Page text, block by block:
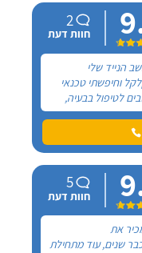
2
חוות דעת
הנייד שלי
וחיפשתי טכנאי
לטיפול בבעיה,
למעבדה של יוהן
בחום.
אליו לגבי
כל הזמן וקבענו
למעבדתו שנמצאת
5
חוות דעת
את
שנים, עוד מתחילת